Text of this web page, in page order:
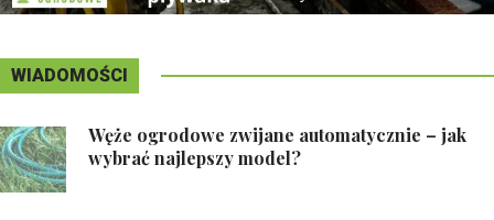
WIADOMOŚCI
Węże ogrodowe zwijane automatycznie – jak
wybrać najlepszy model?